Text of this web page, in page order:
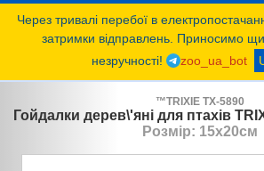
Через тривалі перебої в
затримки відправлень. Приносимо
незручності!
zoo_ua_bot
™TRIXIETX-5890
Гойдалки дерев\'яні для птахів
Розмір: 15х20см